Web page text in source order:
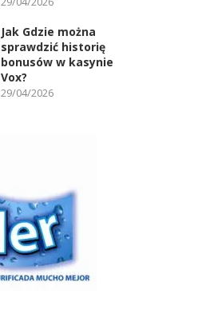
Jak Gdzie można
sprawdzić historię
bonusów w kasynie
Vox?
29/04/2026